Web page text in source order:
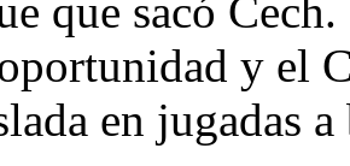
que sacó
y el
en jugadas